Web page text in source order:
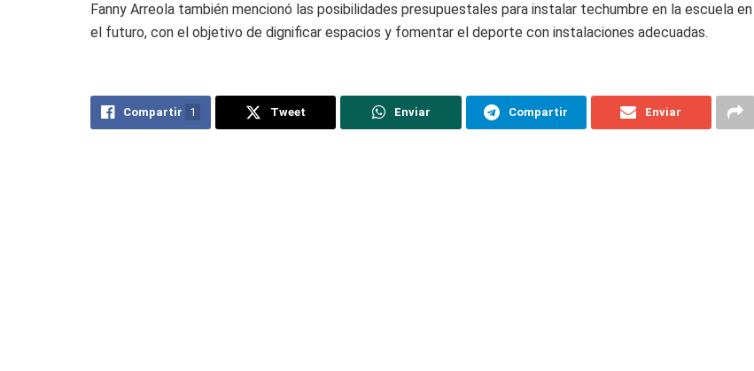
Fanny Arreola también mencionó las posibilidades presupuestales para instalar techumbre en la escuela en
el futuro, con el objetivo de dignificar espacios y fomentar el deporte con instalaciones adecuadas.
Compartir 1 Tweet Enviar Compartir Enviar